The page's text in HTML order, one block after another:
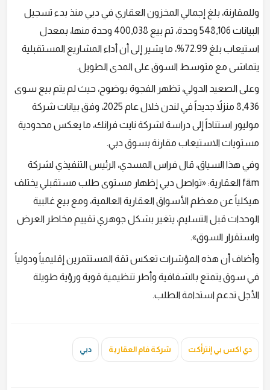
وللمقارنة، بلغ إجمالي المخزون العقاري في دبي منذ بدء تسجيل
البيانات 548,106 وحدة، تم بيع 400,038 وحدة منها، بمعدل
استيعاب بلغ 72.99%، ما يشير إلى أن أداء المشاريع المستقبلية
يتماشى مع متوسط السوق على المدى الطويل.
وعلى الصعيد الدولي، تظهر الفجوة بوضوح، حيث لم يتم بيع سوى
8,436 منزلاً جديداً في لندن خلال عام 2025، وفق بيانات شركة
موليور استناداً إلى دراسة لشركة نايت فرانك، ما يعكس محدودية
مستويات الاستيعاب مقارنة بسوق دبي.
وفي هذا السياق، قال فراس المسدي، الرئيس التنفيذي لشركة
fäm العقارية: «تواصل دبي إظهار مستوى طلب مستقبلي يختلف
هيكلياً عن معظم الأسواق العقارية العالمية، ومع بيع غالبية
الوحدات قبل التسليم، يتغير بشكل جوهري تقييم مخاطر العرض
واستقرار السوق».
وأضاف أن هذه المؤشرات تعكس ثقة المستثمرين إقليمياً ودولياً
في سوق يتمتع بالشفافية وأطر تنظيمية قوية ورؤية طويلة
الأجل تدعم استدامة الطلب.
دي اكس بي إنترأكت شركة فام العقارية دبي